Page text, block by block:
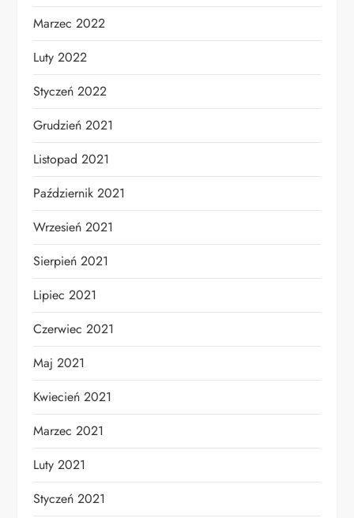
Marzec 2022
Luty 2022
Styczeń 2022
Grudzień 2021
Listopad 2021
Październik 2021
Wrzesień 2021
Sierpień 2021
Lipiec 2021
Czerwiec 2021
Maj 2021
Kwiecień 2021
Marzec 2021
Luty 2021
Styczeń 2021